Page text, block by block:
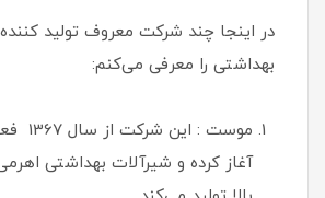
در اینجا چند شرکت معروف تولید
بهداشتی را معرفی می‌کنم:
موست
آغاز کرده و شیرآلات بهداشتی